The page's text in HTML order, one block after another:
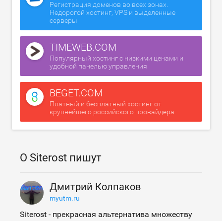
Регистрация доменов во всех зонах.
Недорогой хостинг, VPS и выделенные
серверы
TIMEWEB.COM
Популярный хостинг с низкими ценами и
удобной панелью управления
BEGET.COM
Платный и бесплатный хостинг от
крупнейшего российского провайдера
О Siterost пишут
Дмитрий Колпаков
myutm.ru
Siterost - прекрасная альтернатива множеству